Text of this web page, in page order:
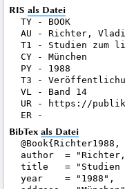
RIS als Datei
TY - BOOK
AU - Richter,
T1 - Studien zum
CY - München
PY - 1988
T3 -
VL - Band 14
UR - https://
BibTex als Datei
@Book{Richter1988,
author  =
title   = "Studien
year    = "1988",